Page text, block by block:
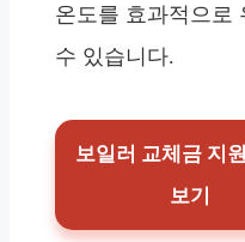
온도를 효과적으로
수 있습니다.
보일러 교체금 지
보기